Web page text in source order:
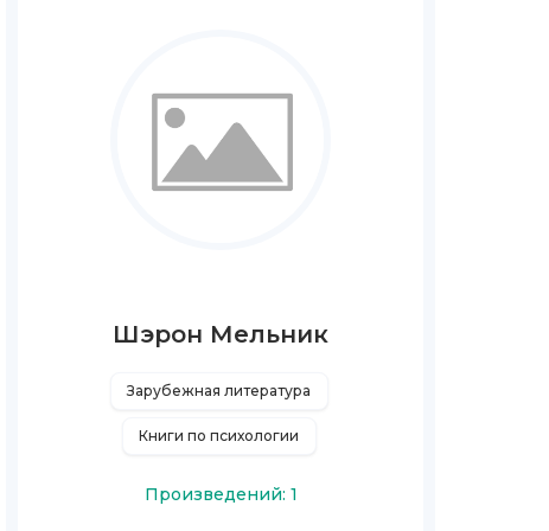
Шэрон Мельник
Зарубежная литература
Книги по психологии
Произведений: 1